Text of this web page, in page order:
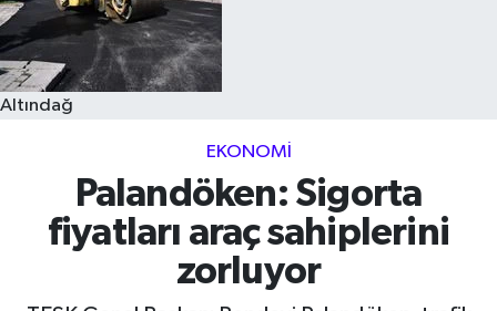
Altındağ
EKONOMI
Palandöken: Sigorta
fiyatları araç sahiplerini
zorluyor